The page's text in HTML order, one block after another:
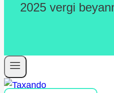
2025 vergi